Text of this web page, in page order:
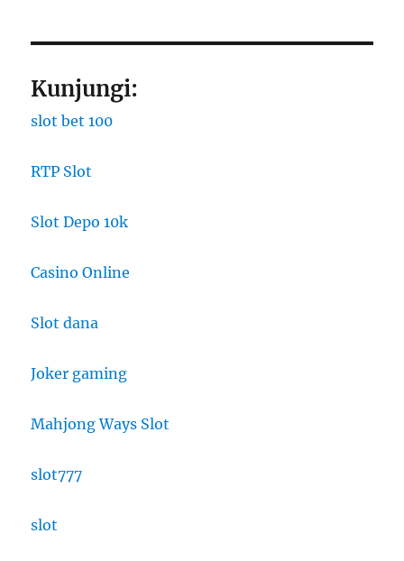
Kunjungi:
slot bet 100
RTP Slot
Slot Depo 10k
Casino Online
Slot dana
Joker gaming
Mahjong Ways Slot
slot777
slot